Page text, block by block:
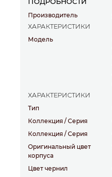
Производитель
ХАРАКТЕРИСТИКИ
Модель
ХАРАКТЕРИСТИКИ
Тип
Коллекция / Серия
Коллекция / Серия
Оригинальный цвет
корпуса
Цвет чернил